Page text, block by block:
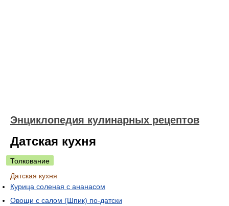
Энциклопедия кулинарных рецептов
Датская кухня
Толкование
Датская кухня
Курица соленая с ананасом
Овощи с салом (Шпик) по-датски